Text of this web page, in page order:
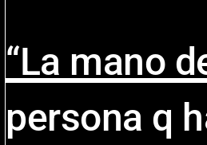
“La mano
persona q